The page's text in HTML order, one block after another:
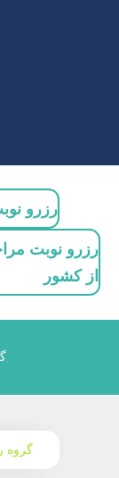
رزرو
رزرو نوبت
از کشور
گروه